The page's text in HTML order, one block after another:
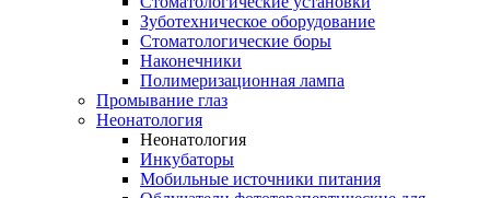
Зуботехническое оборудование
Стоматологические боры
Наконечники
Полимеризационная лампа
Промывание глаз
Неонатология
Неонатология
Инкубаторы
Мобильные источники питания